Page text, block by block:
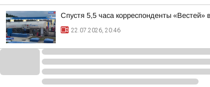
Спустя 5,5 часа корреспонденты «Вестей»
22.07.2026, 20:46